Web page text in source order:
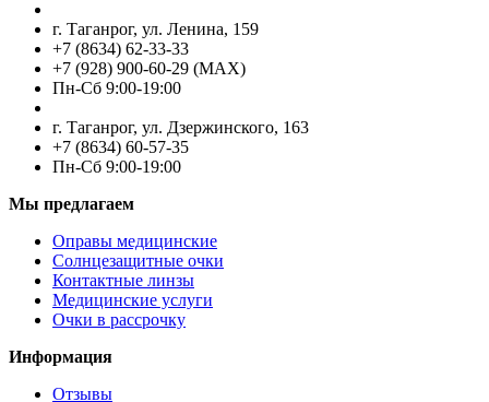
г. Таганрог, ул. Ленина, 159
+7 (8634) 62-33-33
+7 (928) 900-60-29 (MAX)
Пн-Cб 9:00-19:00
г. Таганрог, ул. Дзержинского, 163
+7 (8634) 60-57-35
Пн-Сб 9:00-19:00
Мы предлагаем
Оправы медицинские
Солнцезащитные очки
Контактные линзы
Медицинские услуги
Очки в рассрочку
Информация
Отзывы